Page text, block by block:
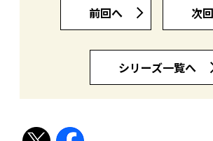
前回へ 次
シリーズ一覧へ